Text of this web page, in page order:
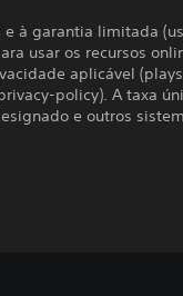
e à garantia limitada
usar os recursos
aplicável
policy). A taxa
e outros